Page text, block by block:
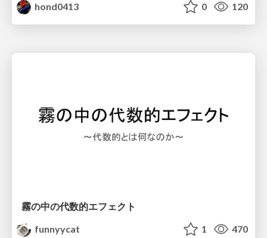
hond0413
0 120
霧の中の代数的エフェクト
funnyycat
1 470